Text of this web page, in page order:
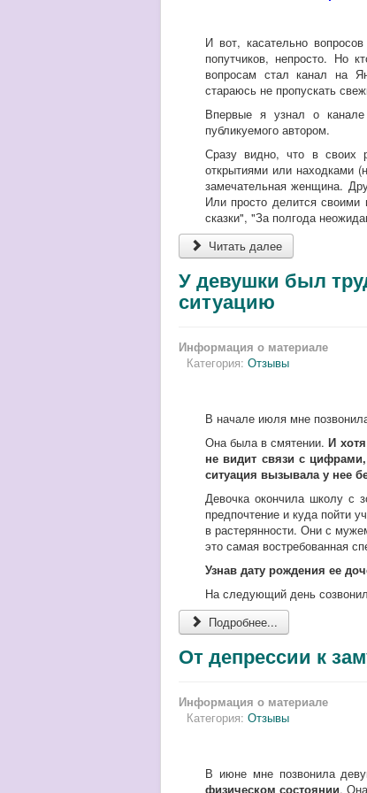
И вот, касательно
попутчиков, непросто. Но
вопросам стал канал на
стараюсь не пропускать
Впервые я узнал о
публикуемого автором.
Сразу видно, что в своих
открытиями или находками
замечательная женщина.
Или просто делится своими
сказки", "За полгода
Читать далее
У девушки был
ситуацию
Информация о материале
Категория: Отзывы
В начале июля мне
Она была в смятении.И
не видит связи с
ситуация вызывала у нее
Девочка окончила школу с
предпочтение и куда пойти
в растерянности. Они с
это самая востребованная
Узнав дату рождения ее
На следующий день
Подробнее...
От депрессии к
Информация о материале
Категория: Отзывы
В июне мне позвонила
физическом состоянии.